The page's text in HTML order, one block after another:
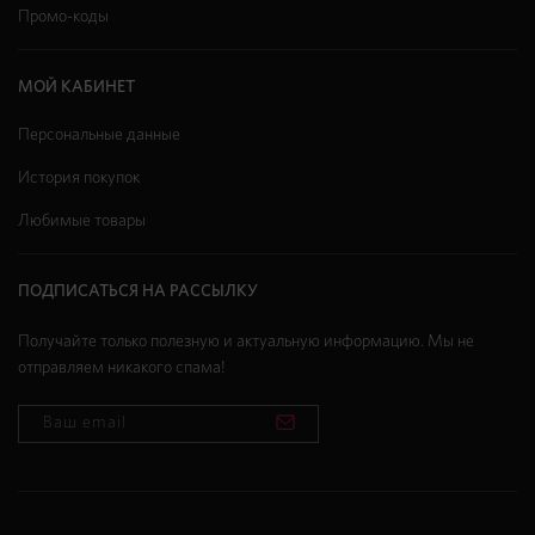
Промо-коды
МОЙ КАБИНЕТ
Персональные данные
История покупок
Любимые товары
ПОДПИСАТЬСЯ НА РАССЫЛКУ
Получайте только полезную и актуальную информацию. Мы не
отправляем никакого спама!